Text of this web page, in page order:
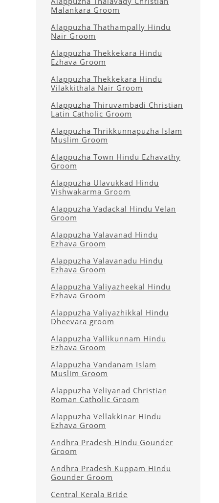
Malankara Groom
Alappuzha Thathampally Hindu
Nair Groom
Alappuzha Thekkekara Hindu
Ezhava Groom
Alappuzha Thekkekara Hindu
Vilakkithala Nair Groom
Alappuzha Thiruvambadi Christian
Latin Catholic Groom
Alappuzha Thrikkunnapuzha Islam
Muslim Groom
Alappuzha Town Hindu Ezhavathy
Groom
Alappuzha Ulavukkad Hindu
Vishwakarma Groom
Alappuzha Vadackal Hindu Velan
Groom
Alappuzha Valavanad Hindu
Ezhava Groom
Alappuzha Valavanadu Hindu
Ezhava Groom
Alappuzha Valiyazheekal Hindu
Ezhava Groom
Alappuzha Valiyazhikkal Hindu
Dheevara groom
Alappuzha Vallikunnam Hindu
Ezhava Groom
Alappuzha Vandanam Islam
Muslim Groom
Alappuzha Veliyanad Christian
Roman Catholic Groom
Alappuzha Vellakkinar Hindu
Ezhava Groom
Andhra Pradesh Hindu Gounder
Groom
Andhra Pradesh Kuppam Hindu
Gounder Groom
Central Kerala Bride